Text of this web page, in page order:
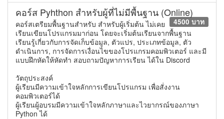
คอร์ส Pyhthon สำหรับผู้ที่ไม่มีพื้นฐาน (Online)
4500 บาท
คอร์สเตรียมพื้นฐานสำหรับ สำหรับผู้เริ่มต้น ไม่เคย
เรียนเขียนโปรแกรมมาก่อน โดยจะเริ่มต้นเรียนจากพื้นฐาน
เรียนรู้เกี่ยวกับการจัดเก็บข้อมูล, ตัวแปร, ประเภทข้อมูล, ตัว
ดำเนินการ, การจัดการเงื่อนไขของโปรแกรมคอมพิวเตอร์ และมี
แบบฝึกหัดให้หัดทำ สอบถามปัญหาการเรียน ได้ใน Discord
วัตถุประสงค์
ผู้เรียนมีความเข้าใจหลักการเขียนโปรแกรม เพื่อสั่งงาน
คอมพิวเตอร์ได้
ผู้เรียนผู้อบรมมีความเข้าใจหลักภาษาและไวยากรณ์ของภาษา
Python ได้